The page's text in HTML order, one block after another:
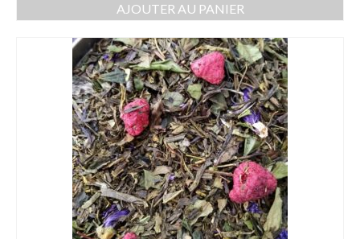
AJOUTER AU PANIER